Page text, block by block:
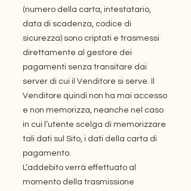
(numero della carta, intestatario,
data di scadenza, codice di
sicurezza) sono criptati e trasmessi
direttamente al gestore dei
pagamenti senza transitare dai
server di cui il Venditore si serve. Il
Venditore quindi non ha mai accesso
e non memorizza, neanche nel caso
in cui l’utente scelga di memorizzare
tali dati sul Sito, i dati della carta di
pagamento.
L’addebito verrà effettuato al
momento della trasmissione